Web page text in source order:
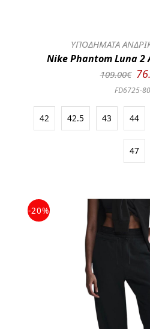
ΥΠΟΔΗΜΑΤΑ
Nike Phantom Luna 2
109.00€
FD6725-
42 42.5 43 44
47
-20%